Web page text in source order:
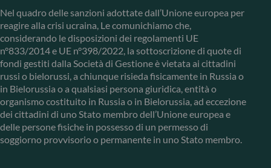
Nel quadro delle sanzioni adottate dall’Unione europea per
reagire alla crisi ucraina, Le comunichiamo che,
considerando le disposizioni dei regolamenti UE
n°833/2014 e UE n°398/2022, la sottoscrizione di quote di
fondi gestiti dalla Società di Gestione è vietata ai cittadini
russi o bielorussi, a chiunque risieda fisicamente in Russia o
in Bielorussia o a qualsiasi persona giuridica, entità o
organismo costituito in Russia o in Bielorussia, ad eccezione
dei cittadini di uno Stato membro dell’Unione europea e
delle persone fisiche in possesso di un permesso di
soggiorno provvisorio o permanente in uno Stato membro.